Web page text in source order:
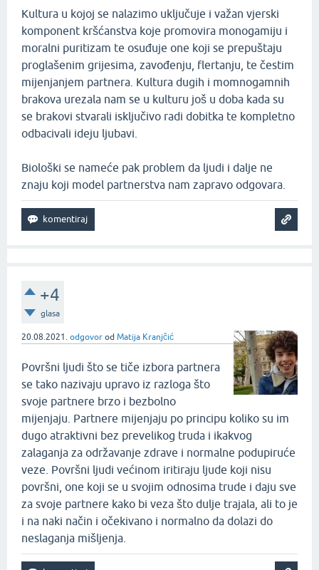
Kultura u kojoj se nalazimo uključuje i važan vjerski
komponent kršćanstva koje promovira monogamiju i
moralni puritizam te osuđuje one koji se prepuštaju
proglašenim grijesima, zavođenju, flertanju, te čestim
mijenjanjem partnera. Kultura dugih i momnogamnih
brakova urezala nam se u kulturu još u doba kada su
se brakovi stvarali isključivo radi dobitka te kompletno
odbacivali ideju ljubavi.
Biološki se nameće pak problem da ljudi i dalje ne
znaju koji model partnerstva nam zapravo odgovara.
+4
glasa
20.08.2021. odgovor od Matija Kranjčić
Površni ljudi što se tiče izbora partnera
se tako nazivaju upravo iz razloga što
svoje partnere brzo i bezbolno
mijenjaju. Partnere mijenjaju po principu koliko su im
dugo atraktivni bez prevelikog truda i ikakvog
zalaganja za održavanje zdrave i normalne podupiruće
veze. Površni ljudi većinom iritiraju ljude koji nisu
površni, one koji se u svojim odnosima trude i daju sve
za svoje partnere kako bi veza što dulje trajala, ali to je
i na naki način i očekivano i normalno da dolazi do
neslaganja mišljenja.